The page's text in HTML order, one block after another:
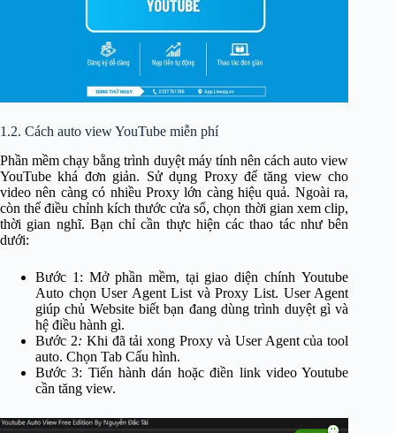
1.2. Cách auto view YouTube miễn phí
Phần mềm chạy bằng trình duyệt máy tính nên cách auto view
YouTube khá đơn giản. Sử dụng Proxy để tăng view cho
video nên càng có nhiều Proxy lớn càng hiệu quả. Ngoài ra,
còn thể điều chỉnh kích thước cửa sổ, chọn thời gian xem clip,
thời gian nghĩ. Bạn chỉ cần thực hiện các thao tác như bên
dưới:
Bước 1: Mở phần mềm, tại giao diện chính Youtube
Auto chọn User Agent List và Proxy List. User Agent
giúp chủ Website biết bạn đang dùng trình duyệt gì và
hệ điều hành gì.
Bước 2: Khi đã tải xong Proxy và User Agent của tool
auto. Chọn Tab Cấu hình.
Bước 3: Tiến hành dán hoặc điền link video Youtube
cần tăng view.